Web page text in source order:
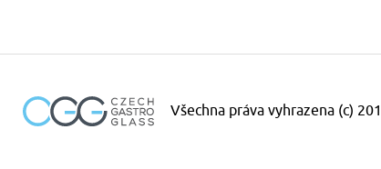
Všechna práva vyhrazena (c)